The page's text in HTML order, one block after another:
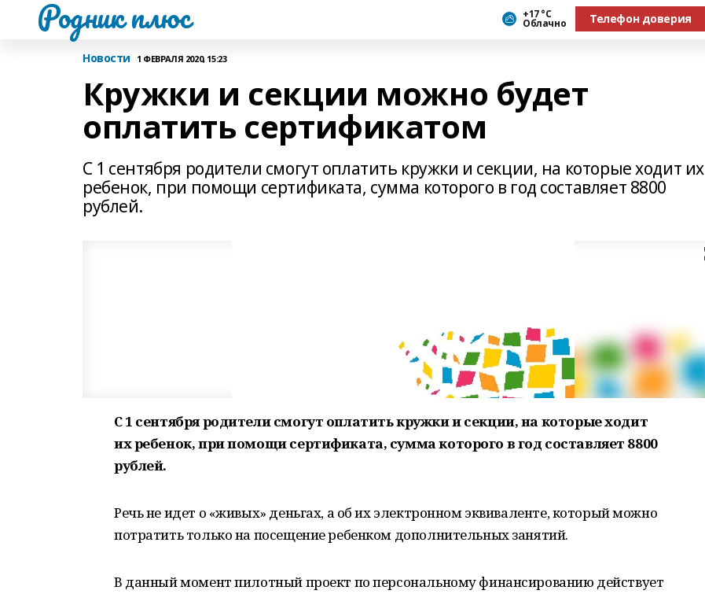
Родник плюс +17 °С
Облачно Телефон доверия
Новости 1 ФЕВРАЛЯ 2020, 15:23
Кружки и секции можно будет
оплатить сертификатом
С 1 сентября родители смогут оплатить кружки и секции, на которые ходит их
ребенок, при помощи сертификата, сумма которого в год составляет 8800
рублей.
С 1 сентября родители смогут оплатить кружки и секции, на которые ходит
их ребенок, при помощи сертификата, сумма которого в год составляет 8800
рублей.
Речь не идет о «живых» деньгах, а об их электронном эквиваленте, который можно
потратить только на посещение ребенком дополнительных занятий.
В данный момент пилотный проект по персональному финансированию действует